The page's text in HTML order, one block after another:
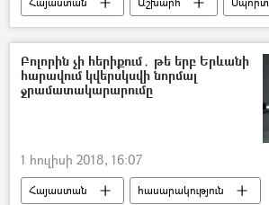
Ռուսաստան
Բոլորին չի հերիքում․ թե երբ Երևանի
հարավում կվերսկսվի նորմալ
ջրամատակարարումը
1 հուլիսի 2018, 16:07
Հայաստան հասարակություն